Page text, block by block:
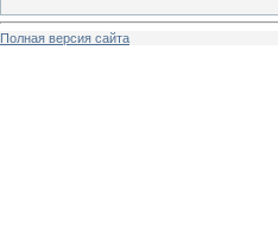
Полная версия сайта